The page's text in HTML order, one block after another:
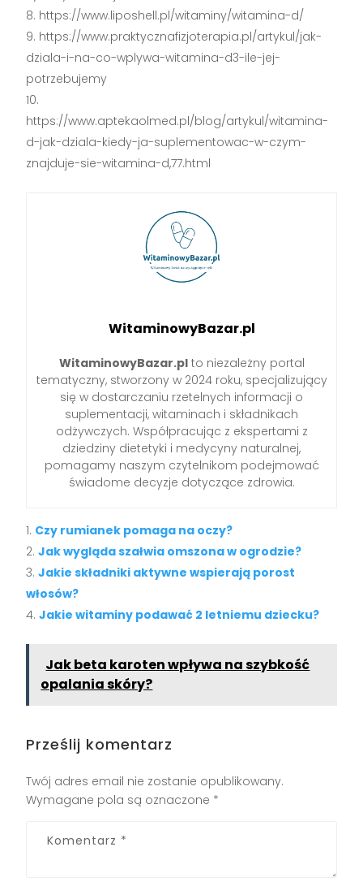
https://www.liposhell.pl/witaminy/witamina-d/
https://www.praktycznafizjoterapia.pl/artykul/jak-
dziala-i-na-co-wplywa-witamina-d3-ile-jej-
potrzebujemy
https://www.aptekaolmed.pl/blog/artykul/witamina-
d-jak-dziala-kiedy-ja-suplementowac-w-czym-
znajduje-sie-witamina-d,77.html
WitaminowyBazar.pl
WitaminowyBazar.plto niezależny portal
tematyczny, stworzony w 2024 roku, specjalizujący
się w dostarczaniu rzetelnych informacji o
suplementacji, witaminach i składnikach
odżywczych. Współpracując z ekspertami z
dziedziny dietetyki i medycyny naturalnej,
pomagamy naszym czytelnikom podejmować
świadome decyzje dotyczące zdrowia.
Czy rumianek pomaga na oczy?
Jak wygląda szałwia omszona w ogrodzie?
Jakie składniki aktywne wspierają porost
włosów?
Jakie witaminy podawać 2 letniemu dziecku?
Jak beta karoten wpływa na szybkość
opalania skóry?
Prześlij komentarz
Twój adres email nie zostanie opublikowany.
Wymagane pola są oznaczone *